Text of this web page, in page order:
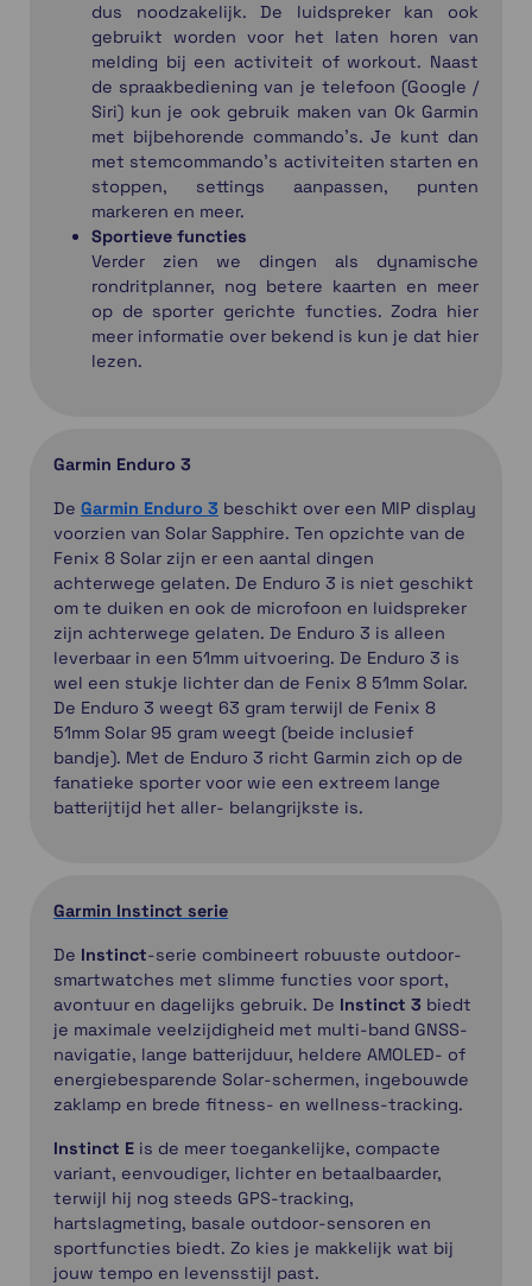
dus noodzakelijk. De luidspreker kan ook
gebruikt worden voor het laten horen van
melding bij een activiteit of workout. Naast
de spraakbediening van je telefoon (Google /
Siri) kun je ook gebruik maken van Ok Garmin
met bijbehorende commando's. Je kunt dan
met stemcommando's activiteiten starten en
stoppen, settings aanpassen, punten
markeren en meer.
Sportieve functies
Verder zien we dingen als dynamische
rondritplanner, nog betere kaarten en meer
op de sporter gerichte functies. Zodra hier
meer informatie over bekend is kun je dat hier
lezen.
Garmin Enduro 3
De Garmin Enduro 3 beschikt over een MIP display
voorzien van Solar Sapphire. Ten opzichte van de
Fenix 8 Solar zijn er een aantal dingen
achterwege gelaten. De Enduro 3 is niet geschikt
om te duiken en ook de microfoon en luidspreker
zijn achterwege gelaten. De Enduro 3 is alleen
leverbaar in een 51mm uitvoering. De Enduro 3 is
wel een stukje lichter dan de Fenix 8 51mm Solar.
De Enduro 3 weegt 63 gram terwijl de Fenix 8
51mm Solar 95 gram weegt (beide inclusief
bandje). Met de Enduro 3 richt Garmin zich op de
fanatieke sporter voor wie een extreem lange
batterijtijd het aller- belangrijkste is.
Garmin Instinct serie
De Instinct-serie combineert robuuste outdoor-
smartwatches met slimme functies voor sport,
avontuur en dagelijks gebruik. De Instinct 3 biedt
je maximale veelzijdigheid met multi-band GNSS-
navigatie, lange batterijduur, heldere AMOLED- of
energiebesparende Solar-schermen, ingebouwde
zaklamp en brede fitness- en wellness-tracking.
Instinct E is de meer toegankelijke, compacte
variant, eenvoudiger, lichter en betaalbaarder,
terwijl hij nog steeds GPS-tracking,
hartslagmeting, basale outdoor-sensoren en
sportfuncties biedt. Zo kies je makkelijk wat bij
jouw tempo en levensstijl past.